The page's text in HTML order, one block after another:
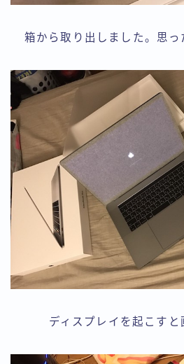
箱から取り出しました。思っ
ディスプレイを起こすと